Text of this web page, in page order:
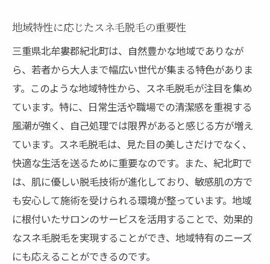
紀北町の人気サロンの選び方
肌タイプに応じたサロン選びのポイント
サロンの最新技術をチェック
リピーターの多いサロンの特徴
地元で評判の良いサロンリスト
スネ毛脱毛で得られる快適さ清潔感を手に入れ
る方法
スネ毛脱毛で得る清潔感の重要性
快適な日常生活への影響
清潔感を保つための脱毛戦略
美容と健康を両立させる脱毛法
脱毛後の日々のケア方法
地域特性に応じたスネ毛脱毛の重要性
三重県北牟婁郡紀北町は、自然豊かな地域でありなが
ら、若者から大人まで幅広い世代が集まる特色がありま
す。このような地域特性から、スネ毛脱毛が注目を集め
ています。特に、日常生活や職場での清潔感を重視する
風潮が強く、自己処理では限界があると感じる方が増え
ています。スネ毛脱毛は、見た目の美しさだけでなく、
快適な生活を送るために重要なのです。また、紀北町で
は、肌に優しい脱毛技術が進化しており、敏感肌の方で
も安心して施術を受けられる環境が整っています。地域
に根付いたサロンのサービスを活用することで、効果的
なスネ毛脱毛を実現することができ、地域特有のニーズ
にも応えることができるのです。